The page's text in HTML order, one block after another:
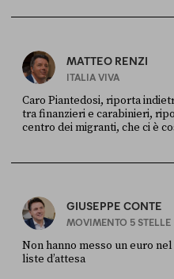
MATTEO RENZI
ITALIA VIVA
Caro Piantedosi, riporta
tra finanzieri e carabinieri,
centro dei migranti, che ci è
GIUSEPPE CONTE
MOVIMENTO 5 STELLE
Non hanno messo un euro
liste d’attesa